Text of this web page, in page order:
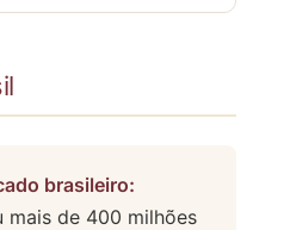
brasileiro:
mais de 400 milhões